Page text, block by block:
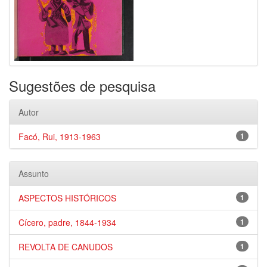
Sugestões de pesquisa
Autor
1
Facó, Rui, 1913-1963
Assunto
1
ASPECTOS HISTÓRICOS
1
Cícero, padre, 1844-1934
1
REVOLTA DE CANUDOS